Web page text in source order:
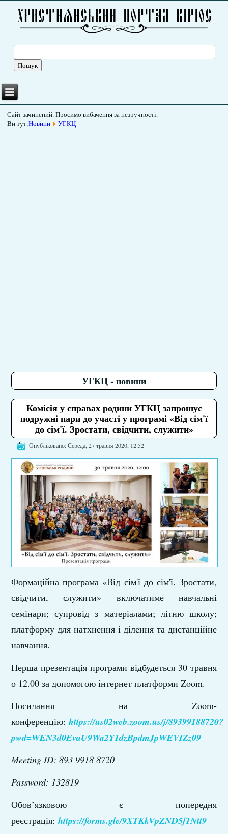
Сайт зачинений. Просимо вибачення за незручності.
Ви тут:Новини УГКЦ
УГКЦ - новини
Комісія у справах родини УГКЦ запрошує
подружні пари до участі у програмі «Від сім'ї
до сім'ї. Зростати, свідчити, служити»
Опубліковано: Середа, 27 травня 2020, 12:52
Формаційна програма «Від сім'ї до сім'ї. Зростати,
свідчити, служити» включатиме навчальні
семінари; супровід з матеріалами; літню школу;
платформу для натхнення і ділення та дистанційне
навчання.
Перша презентація програми відбудеться 30 травня
о 12.00 за допомогою інтернет платформи Zoom.
Посилання на Zoom-
конференцію:https://us02web.zoom.us/j/89399188720?
pwd=WEN3d0EvaU9Wa2Y1dzBpdmJpWEVIZz09
Meeting ID: 893 9918 8720
Password: 132819
Обов’язковою є попередня
реєстрація:https://forms.gle/9XTKkVpZND5f1Ntt9